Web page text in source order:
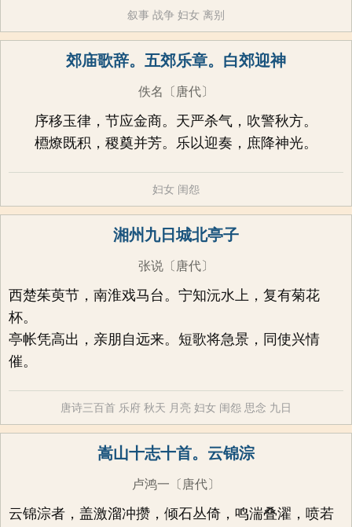
叙事 战争 妇女 离别
郊庙歌辞。五郊乐章。白郊迎神
佚名 〔唐代〕
序移玉律，节应金商。天严杀气，吹警秋方。
槱燎既积，稷奠并芳。乐以迎奏，庶降神光。
妇女 闺怨
湘州九日城北亭子
张说 〔唐代〕
西楚茱萸节，南淮戏马台。宁知沅水上，复有菊花
杯。
亭帐凭高出，亲朋自远来。短歌将急景，同使兴情
催。
唐诗三百首 乐府 秋天 月亮 妇女 闺怨 思念 九日
嵩山十志十首。云锦淙
卢鸿一 〔唐代〕
云锦淙者，盖激溜冲攒，倾石丛倚，鸣湍叠濯，喷若